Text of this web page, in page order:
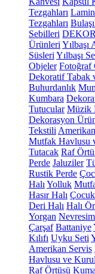
Tezgahları
Tezgahları
Sebilleri
Ürünleri Yılbaşı
Süsleri Yılbaşı
Objeler Fotoğraf
Dekoratif Tabak
Buhurdanlık
Kumbara
Tutucular Müzik
Dekorasyon
Tekstili
Mutfak Havlusu
Tutacak Raf
Perde Jaluziler
Rustik Perde
Halı Yolluk
Hasır Halı Çocuk
Deri Halı Halı
Yorgan Nevresim
Çarşaf Battaniye
Kılıfı Uyku Seti
Amerikan Servis
Havlusu ve
Raf Örtüsü